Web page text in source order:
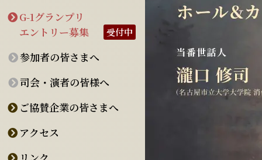
G-1グランプリ
エントリー募集
受付中
参加者の皆さまへ
司会・演者の皆様へ
ご協賛企業の皆さまへ
アクセス